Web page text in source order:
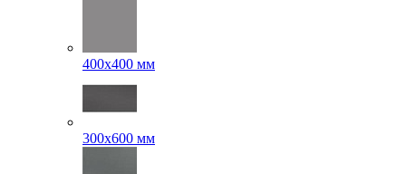
400х400 мм
300x600 мм